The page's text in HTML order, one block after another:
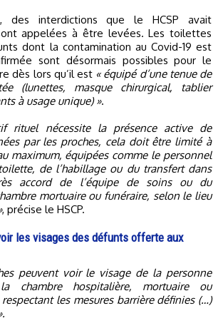
des interdictions que le HCSP avait
appelées à être levées. Les toilettes
dont la contamination au Covid-19 est
sont désormais possibles pour le
dès lors qu’il est « équipé d’une tenue de
(lunettes, masque chirurgical, tablier
à usage unique) ».
rituel nécessite la présence active de
par les proches, cela doit être limité à
maximum, équipées comme le personnel
de l’habillage ou du transfert dans
accord de l’équipe de soins ou du
mortuaire ou funéraire, selon le lieu
, précise le HSCP.
les visages des défunts offerte aux
peuvent voir le visage de la personne
chambre hospitalière, mortuaire ou
les mesures barrière définies (…)